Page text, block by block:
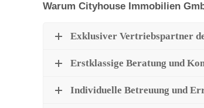
Warum Cityhouse Immobilien
Exklusiver Vertriebspartner
Erstklassige Beratung und
Individuelle Betreuung und